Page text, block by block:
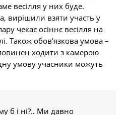
весілля у них буде.
вирішили взяти участь у
чекає осіннє весілля на
Також обов'язкова умова –
ходити з камерою
умову учасники можуть
б і ні?.. Ми давно